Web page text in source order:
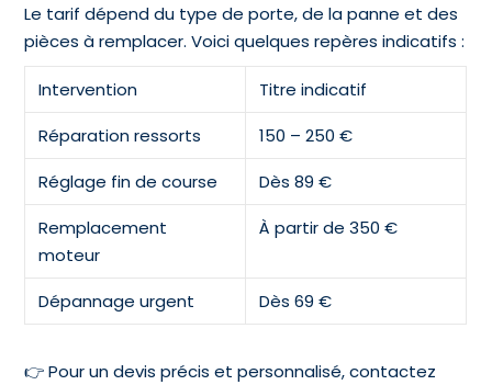
Le tarif dépend du type de porte, de la panne et des
pièces à remplacer. Voici quelques repères indicatifs :
Intervention
Titre indicatif
Réparation ressorts
150 – 250 €
Réglage fin de course
Dès 89 €
Remplacement
moteur
À partir de 350 €
Dépannage urgent Dès 69 €
👉 Pour un devis précis et personnalisé, contactez